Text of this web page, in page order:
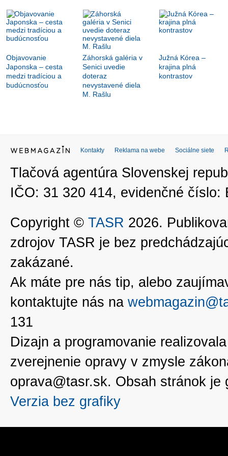
Objavovanie
Japonska – cesta
medzi tradíciou a
budúcnosťou
Záhorská galéria v
Senici uvedie
doteraz
nevystavené diela
M. Rašlu
Južná Kórea –
krajina plná
kontrastov
Kontakty Reklama na webe Sociálne siete
Tlačová agentúra Slovenskej
IČO: 31 320 414, evidenčné číslo:
Copyright © TASR 2026.
zdrojov TASR je bez
zakázané.
Ak máte pre nás tip, alebo
kontaktujte nás na
131
Dizajn a programovanie
zverejnenie opravy v zmysle
oprava@tasr.sk. Obsah stránok
Verzia bez grafiky